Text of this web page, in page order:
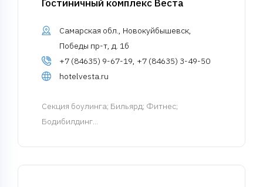
Гостиничный комплекс Веста
Самарская обл., Новокуйбышевск,
Победы пр-т, д. 1б
+7 (84635) 9-67-19, +7 (84635) 3-49-50
hotelvesta.ru
Cекция боулинга; Бильярд; Фитнес;
Бодибилдинг...